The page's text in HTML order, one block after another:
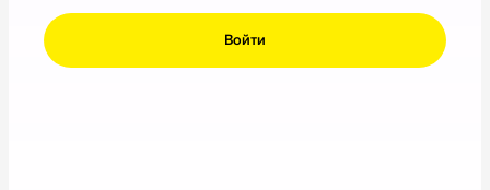
Войти